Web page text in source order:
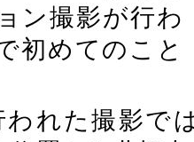
ン撮影が行わ
初めてのこと
われた撮影で